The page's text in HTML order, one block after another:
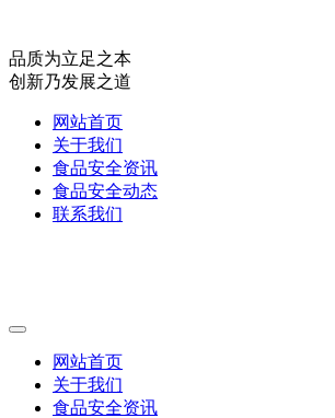
品质为立足之本
创新乃发展之道
网站首页
关于我们
食品安全资讯
食品安全动态
联系我们
网站首页
关于我们
食品安全资讯